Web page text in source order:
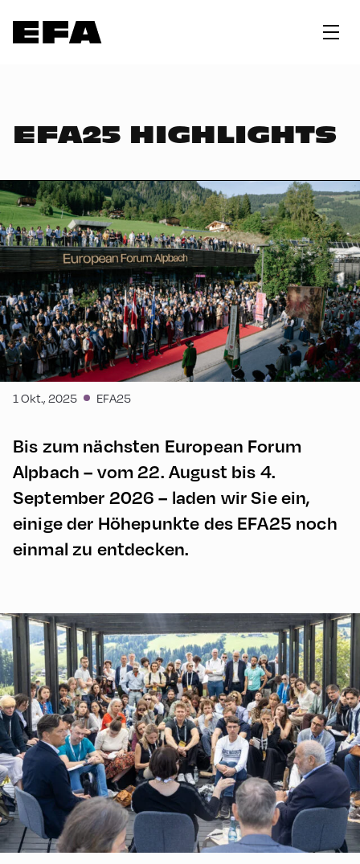
EFA25 HIGHLIGHTS
1 Okt., 2025 EFA25
Bis zum nächsten European Forum
Alpbach – vom 22. August bis 4.
September 2026 – laden wir Sie ein,
einige der Höhepunkte des EFA25 noch
einmal zu entdecken.